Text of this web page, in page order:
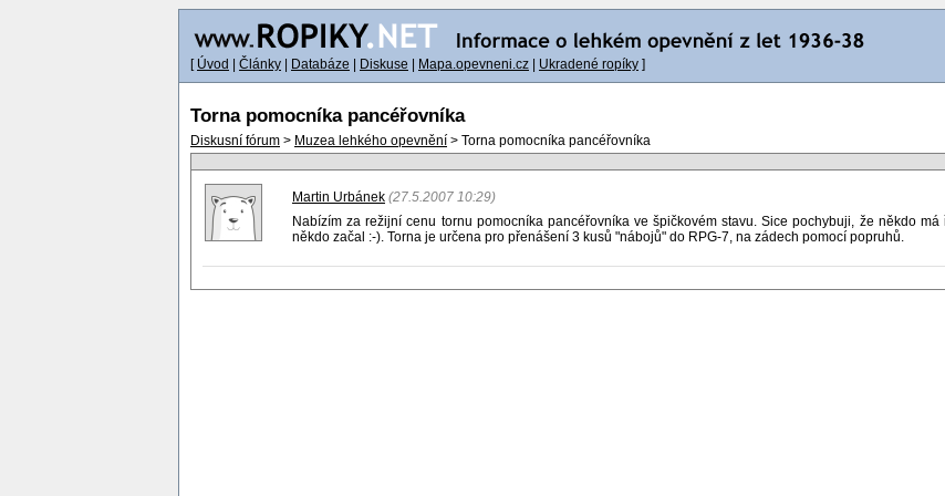
[ Úvod Články Databáze Diskuse Mapa.opevneni.cz Ukradené ropíky ]
Torna pomocníka pancéřovníka
Diskusní fórum > Muzea lehkého opevnění > Torna pomocníka pancéřovníka
Martin Urbánek (27.5.2007 10:29)
Nabízím za režijní cenu tornu pomocníka pancéřovníka ve špičkovém stavu. Sice pochybuji, že někdo
někdo začal :-). Torna je určena pro přenášení 3 kusů "nábojů" do RPG-7, na zádech pomocí popruhů.